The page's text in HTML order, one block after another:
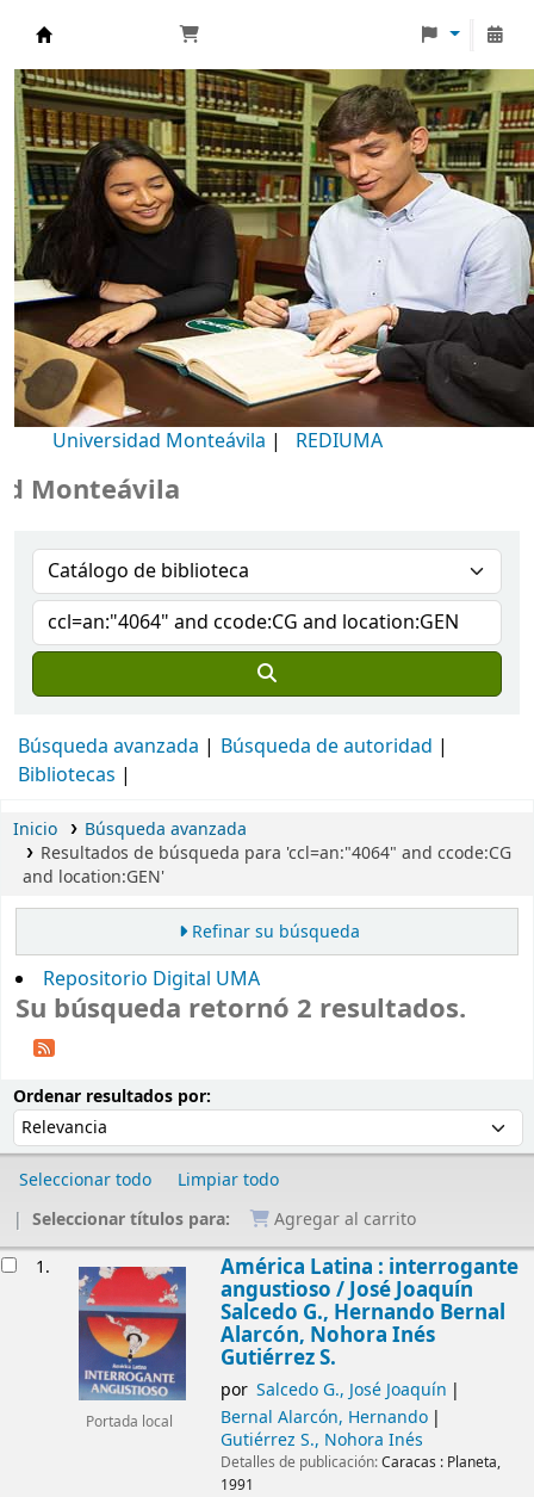
Biblioteca Universidad Monteávila
Universidad Monteávila | REDIUMA
Búsqueda avanzada
Búsqueda de autoridad
Bibliotecas
Inicio
Búsqueda avanzada
Resultados de búsqueda para 'ccl=an:"4064" and ccode:CG
and location:GEN'
Refinar su búsqueda
Repositorio Digital UMA
Su búsqueda retornó 2 resultados.
Ordenar resultados por:
Seleccionar todo
Limpiar todo
Seleccionar títulos para:
Agregar al carrito
1.
Portada local
América Latina : interrogante
angustioso /José Joaquín
Salcedo G., Hernando Bernal
Alarcón, Nohora Inés
Gutiérrez S.
por Salcedo G., José Joaquín
Bernal Alarcón, Hernando
Gutiérrez S., Nohora Inés
Detalles de publicación:Caracas : Planeta,
1991